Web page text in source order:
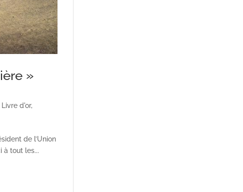
»
Livre d'or,
de l’Union
à tout les...